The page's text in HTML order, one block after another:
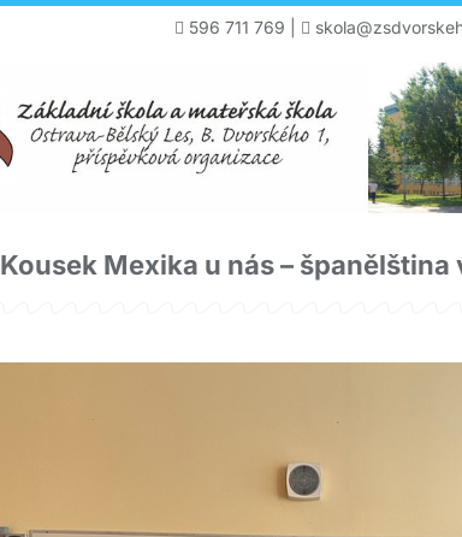
596 711 769
Kousek Mexika u nás – španělština